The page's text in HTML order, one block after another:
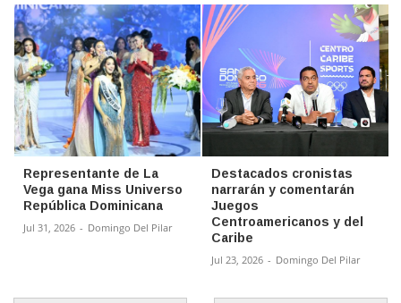
Representante de La
Vega gana Miss Universo
República Dominicana
Jul 31, 2026 - Domingo Del Pilar
Destacados cronistas
narrarán y comentarán
Juegos
Centroamericanos y del
Caribe
Jul 23, 2026 - Domingo Del Pilar